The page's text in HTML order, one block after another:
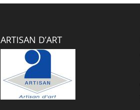
ARTISAN D’ART